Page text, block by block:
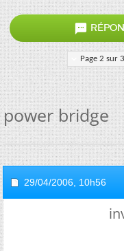

Page 2 sur 3
power bridge
29/04/2006, 10h56